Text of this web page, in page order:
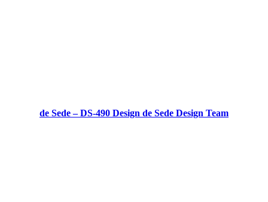
de Sede – DS-490 Design de Sede Design Team